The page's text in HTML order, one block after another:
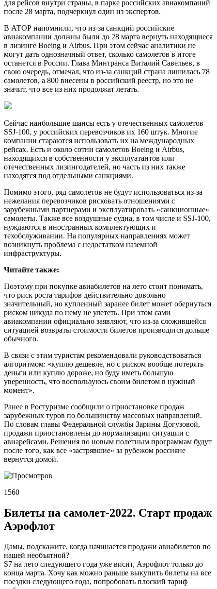
для рейсов внутри страны, в парке российских авиакомпаний
после 28 марта, подчеркнул один из экспертов.
В АТОР напомнили, что из-за санкций российские
авиакомпании должны были до 28 марта вернуть находящиеся
в лизинге Boeing и Airbus. При этом сейчас аналитики не
могут дать однозначный ответ, сколько самолетов в итоге
останется в России. Глава Минтранса Виталий Савельев, в
свою очередь, отмечал, что из-за санкций страна лишилась 78
самолетов, а 800 внесены в российский реестр, но это не
значит, что все из них продолжат летать.
Сейчас наибольшие шансы есть у отечественных самолетов
SSJ-100, у российских перевозчиков их 160 штук. Многие
компании стараются использовать их на международных
рейсах. Есть и около сотни самолетов Boeing и Airbus,
находящихся в собственности у эксплуатантов или
отечественных лизингодателей, но часть из них также
находятся под отдельными санкциями.
Помимо этого, ряд самолетов не будут использоваться из-за
нежелания перевозчиков рисковать отношениями с
зарубежными партнерами и эксплуатировать «санкционные»
самолеты. Также все воздушные судна, в том числе и SSJ-100,
нуждаются в иностранных комплектующих и
техобслуживании. На популярных направлениях может
возникнуть проблема с недостатком наземной
инфраструктуры.
Читайте также:
Поэтому при покупке авиабилетов на лето стоит понимать,
что риск роста тарифов действительно довольно
значительный, но купленный заранее билет может обернуться
риском никуда по нему не улететь. При этом сами
авиакомпании официально заявляют, что из-за сложившейся
ситуацией возвраты стоимости билетов производятся дольше
обычного.
В связи с этим туристам рекомендовали руководствоваться
алгоритмом: «куплю дешевле, но с риском вообще потерять
деньги или куплю дороже, но буду иметь большую
уверенность, что воспользуюсь своим билетом в нужный
момент».
Ранее в Ростуризме сообщили о приостановке продаж
зарубежных туров по большинству массовых направлений.
По словам главы Федеральной службы Зарины Догузовой,
продажи приостановлены до нормализации ситуации с
авиарейсами. Решения по новым полетным программам будут
после того, как все «застрявшие» за рубежом россияне
вернутся домой.
1560
Билеты на самолет-2022. Старт продаж
Аэрофлот
Дамы, подскажите, когда начинается продажи авиабилетов по
нашей необъятной?
S7 на лето следующего года уже висит, Аэрофлот только до
конца марта. Хочу как можно раньше выкупить билеты на все
поездки следующего года, попробовать плоский тариф